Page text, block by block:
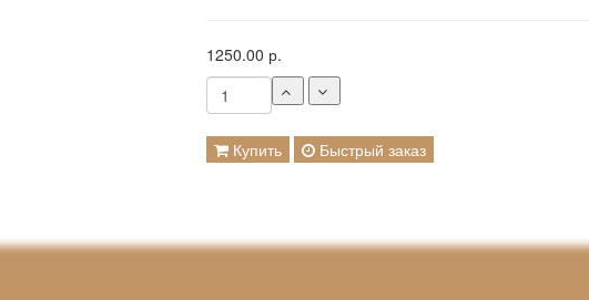
1250.00 р.
Купить Быстрый заказ